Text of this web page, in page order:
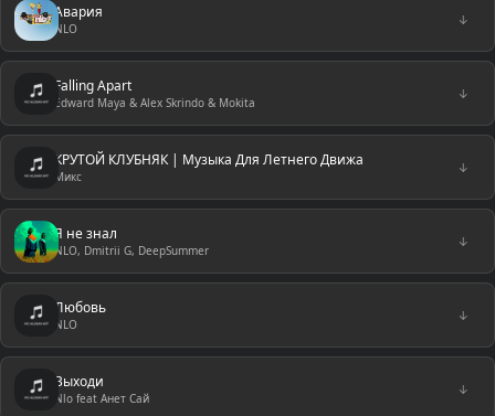
Авария
NLO
↓
Falling Apart
Edward Maya & Alex Skrindo & Mokita
↓
КРУТОЙ КЛУБНЯК | Музыка Для Летнего Движа
Микс
↓
Я не знал
NLO, Dmitrii G, DeepSummer
↓
Любовь
NLO
↓
Выходи
Nlo feat Анет Сай
↓